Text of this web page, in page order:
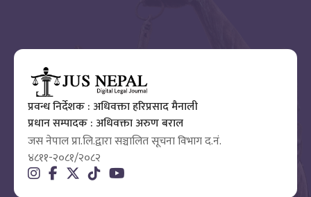
प्रवन्ध निर्देशक : अधिवक्ता हरिप्रसाद मैनाली
प्रधान सम्पादक : अधिवक्ता अरुण बराल
जस नेपाल प्रा.लि.द्वारा सञ्चालित सूचना विभाग द.नं.
४८११-२०८१/२०८२